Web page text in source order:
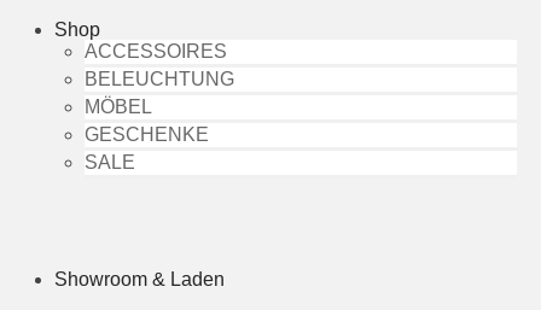
Shop
ACCESSOIRES
BELEUCHTUNG
MÖBEL
GESCHENKE
SALE
Showroom & Laden